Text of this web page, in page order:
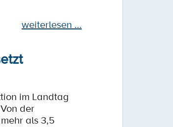
weiterlesen ...
im Landtag
der
als 3,5